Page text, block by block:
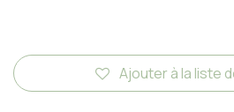
Ajouter à la liste